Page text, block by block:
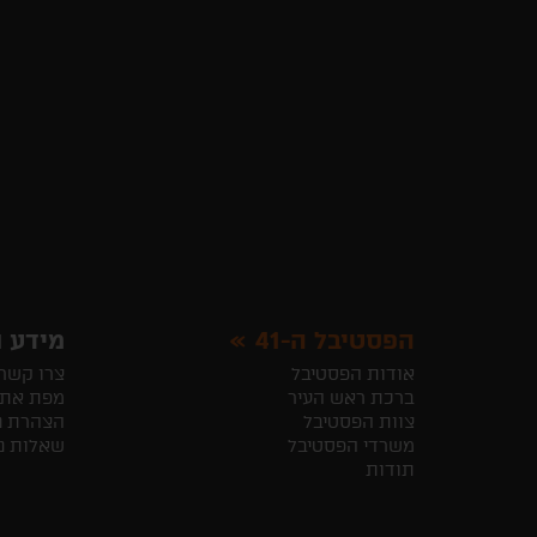
הפסטיבל ה-41
אודות הפסטיבל
ברכת ראש העיר
צוות הפסטיבל
משרדי הפסטיבל
תודות
מידע
צרו קשר
מפת
הצהרת
שאלות